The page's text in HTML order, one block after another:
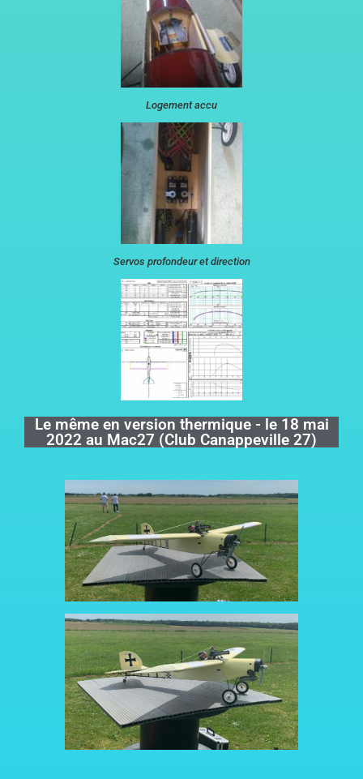
Logement accu
Servos profondeur et direction
Le même en version thermique - le 18 mai
2022 au Mac27 (Club Canappeville 27)